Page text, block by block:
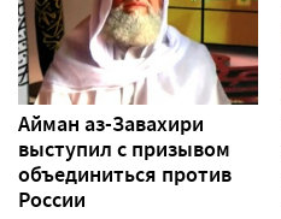
Айман аз-Завахири
выступил с призывом
объединиться против
России